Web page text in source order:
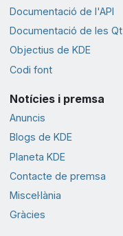
Documentació de l'API
Documentació de les Qt
Objectius de KDE
Codi font
Notícies i premsa
Anuncis
Blogs de KDE
Planeta KDE
Contacte de premsa
Miscel·lània
Gràcies